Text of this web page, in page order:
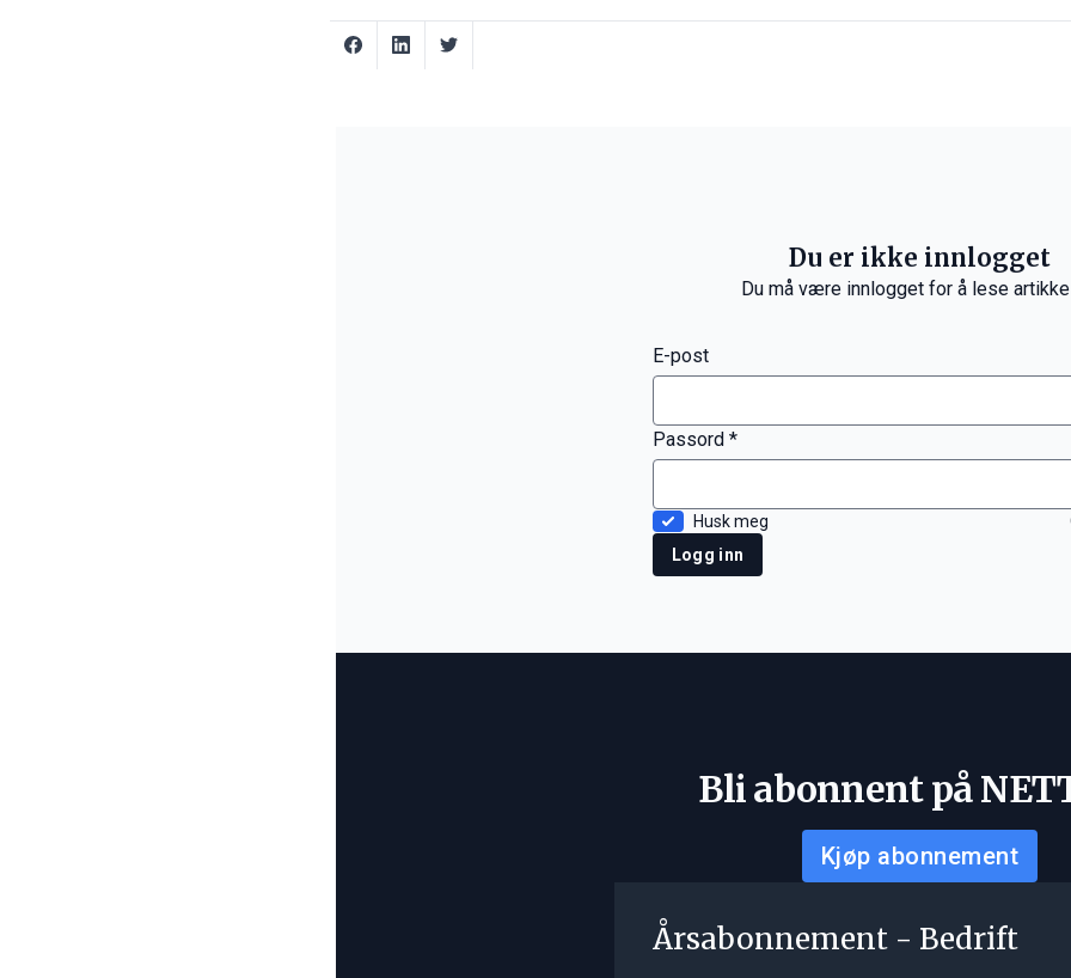
Du er ikke innlogget
Du må være innlogget for å lese
E-post
Passord *
Husk meg
Logg inn
Bli abonnent på
Kjøp abonnement
Årsabonnement - Bedrift